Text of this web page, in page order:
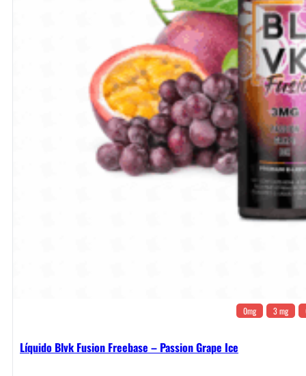
0mg 3 mg
Líquido Blvk Fusion Freebase – Passion Grape Ice